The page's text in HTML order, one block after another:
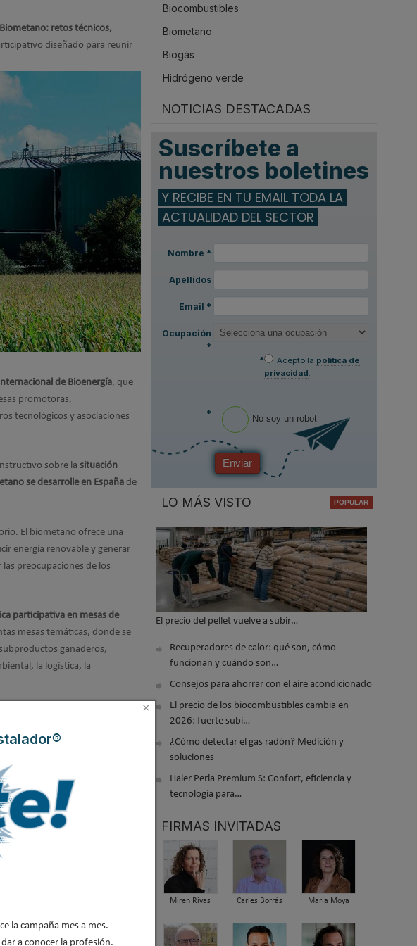
retos técnicos,
diseñado para reunir
de Bioenergía, que
promotoras,
tecnológicos y asociaciones
sobre la situación
se desarrolle en España de
El biometano ofrece una
energía renovable y generar
preocupaciones de los
participativa en mesas de
mesas temáticas, donde se
ganaderos,
la logística, la
las principales aportaciones.
un documento de
durante la mañana del 30
Entre los participantes
municipales, plataformas
económicos y sociales.
primario. Pero su
cada proyecto.
Biocombustibles
Biometano
Biogás
Hidrógeno verde
NOTICIAS DESTACADAS
Suscríbete a
nuestros boletines
Y RECIBE EN TU EMAIL TODA LA
ACTUALIDAD DEL SECTOR
Nombre *
Apellidos
Email *
Ocupación
*
*
Acepto la política de
privacidad.
* No soy un robot
Enviar
LO MÁS VISTO
El precio del pellet vuelve a subir…
Recuperadores de calor: qué son, cómo
funcionan y cuándo son…
Consejos para ahorrar con el aire acondicionado
El precio de los biocombustibles cambia en
2026: fuerte subi…
¿Cómo detectar el gas radón? Medición y
soluciones
Haier Perla Premium S: Confort, eficiencia y
tecnología para…
FIRMAS INVITADAS
Miren Rivas Carles Borrás María Moya
×
la campaña mes a mes.
a conocer la profesión.